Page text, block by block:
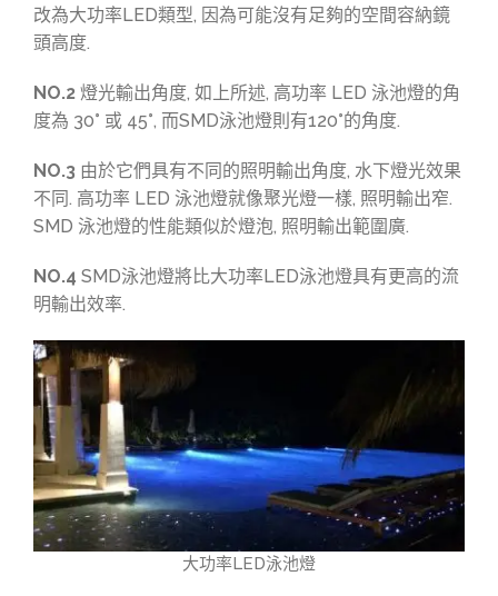
改為大功率LED類型, 因為可能沒有足夠的空間容納鏡
頭高度.
NO.2燈光輸出角度, 如上所述, 高功率 LED 泳池燈的角
度為 30° 或 45°, 而SMD泳池燈則有120°的角度.
NO.3 由於它們具有不同的照明輸出角度, 水下燈光效果
不同. 高功率 LED 泳池燈就像聚光燈一樣, 照明輸出窄.
SMD 泳池燈的性能類似於燈泡, 照明輸出範圍廣.
NO.4 SMD泳池燈將比大功率LED泳池燈具有更高的流
明輸出效率.
大功率LED泳池燈